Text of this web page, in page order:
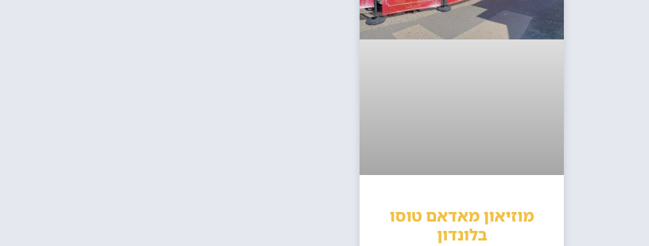
מוזיאון מאדאם טוסו
בלונדון